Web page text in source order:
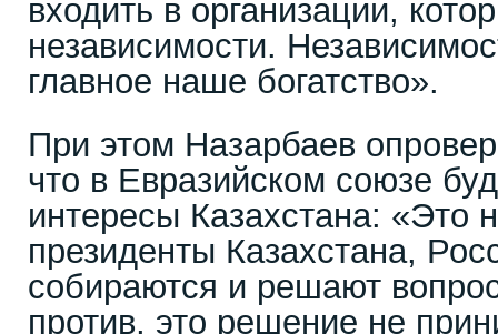
входить в организации,
независимости.
главное наше богатство».
При этом Назарбаев
что в Евразийском союзе
интересы Казахстана: «Это
президенты Казахстана,
собираются и решают
против, это решение не